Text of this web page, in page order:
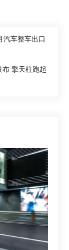
汽车整车出口
布 擎天柱跑起